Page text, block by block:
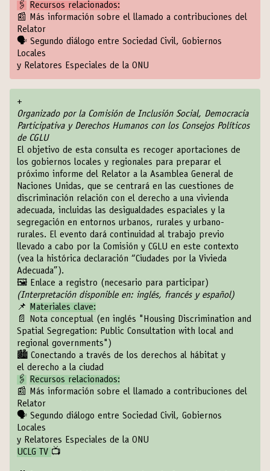
🖇
Recursos relacionados:
📰
Más información sobre el llamado a contribuciones del
Relator
🗣 Segundo diálogo entre Sociedad Civil, Gobiernos
Locales
y Relatores Especiales de la ONU
+
Organizado por la Comisión de Inclusión Social, Democracia
Participativa y Derechos Humanos con los Consejos Políticos
de CGLU
El objetivo de esta consulta es recoger aportaciones de
los gobiernos locales y regionales para preparar el
próximo informe del Relator a la Asamblea General de
Naciones Unidas, que se centrará en las cuestiones de
discriminación relación con el derecho a una vivienda
adecuada, incluidas las desigualdades espaciales y la
segregación en entornos urbanos, rurales y urbano-
rurales. El evento dará continuidad al trabajo previo
llevado a cabo por la Comisión y CGLU en este contexto
(vea la histórica declaración “Ciudades por la Vivieda
Adecuada”).
🖼️ Enlace a registro (necesario para participar)
(Interpretación disponible en: inglés, francés y español)
📌
Materiales clave:
📄
Nota conceptual (en inglés "Housing Discrimination and
Spatial Segregation: Public Consultation with local and
regional governments")
🏙 Conectando a través de los derechos al hábitat y
el derecho a la ciudad
🖇
Recursos relacionados:
📰
Más información sobre el llamado a contribuciones del
Relator
🗣 Segundo diálogo entre Sociedad Civil, Gobiernos
Locales
y Relatores Especiales de la ONU
UCLG TV 📺